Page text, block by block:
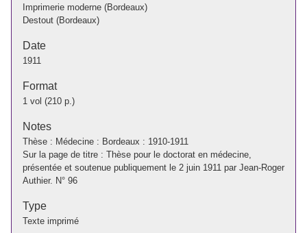
Imprimerie moderne (Bordeaux)
Destout (Bordeaux)
Date
1911
Format
1 vol (210 p.)
Notes
Thèse : Médecine : Bordeaux : 1910-1911
Sur la page de titre : Thèse pour le doctorat en médecine,
présentée et soutenue publiquement le 2 juin 1911 par Jean-Roger
Authier. N° 96
Type
Texte imprimé